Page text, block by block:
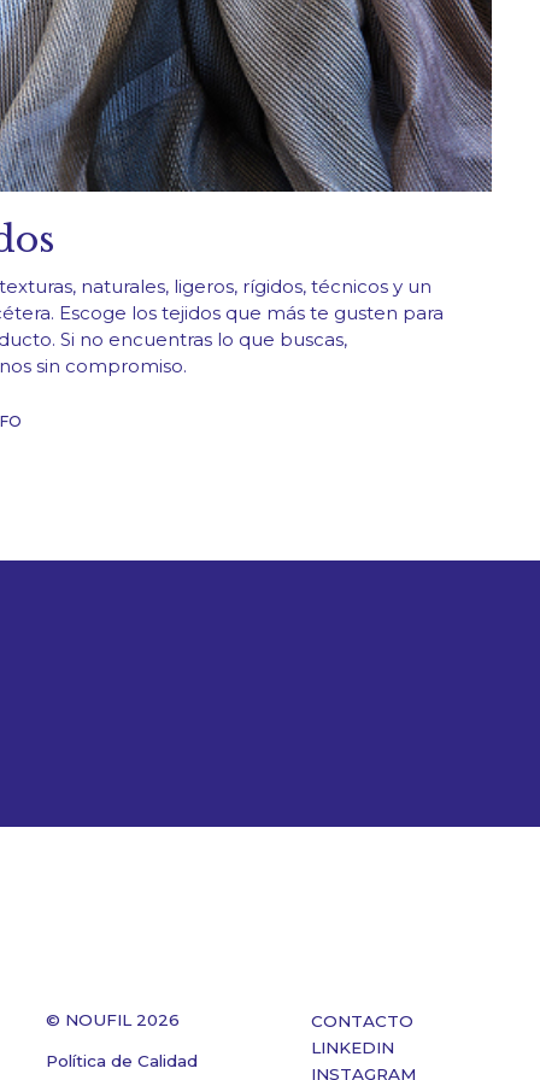
naturales, ligeros, rígidos, técnicos y un
Escoge los tejidos que más te gusten para
Si no encuentras lo que buscas,
sin compromiso.
© NOUFIL 2026
Política de Calidad
CONTACTO
LINKEDIN
INSTAGRAM